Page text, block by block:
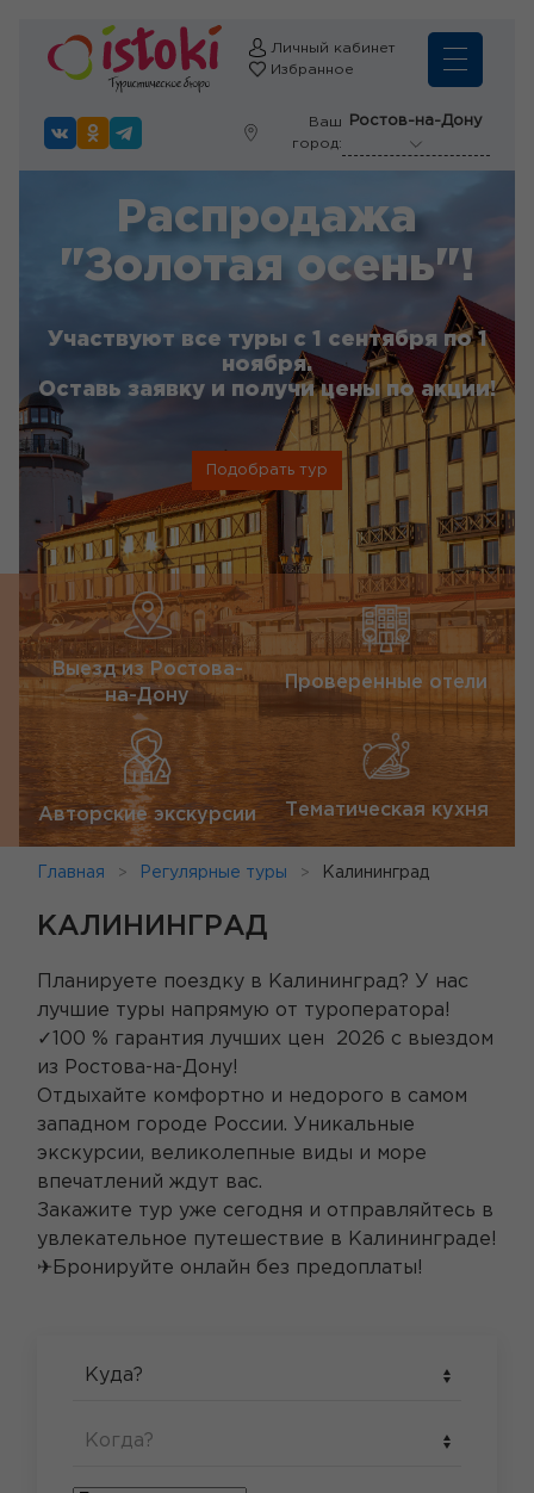
Личный кабинет
Избранное
Ваш
город:
Распродажа
"Золотая осень"!
Участвуют все туры с 1 сентября по 1
ноября.
Оставь заявку и получи цены по акции!
Подобрать тур
Выезд из Ростова-
на-Дону
Проверенные отели
Авторские экскурсии Тематическая кухня
Главная Регулярные туры Калининград
КАЛИНИНГРАД
Планируете поездку в Калининград? У нас
лучшие туры напрямую от туроператора!
✓100 % гарантия лучших цен 2026 с выездом
из Ростова-на-Дону!
Отдыхайте комфортно и недорого в самом
западном городе России. Уникальные
экскурсии, великолепные виды и море
впечатлений ждут вас.
Закажите тур уже сегодня и отправляйтесь в
увлекательное путешествие в Калининграде!
✈Бронируйте онлайн без предоплаты!
Куда?
Когда?